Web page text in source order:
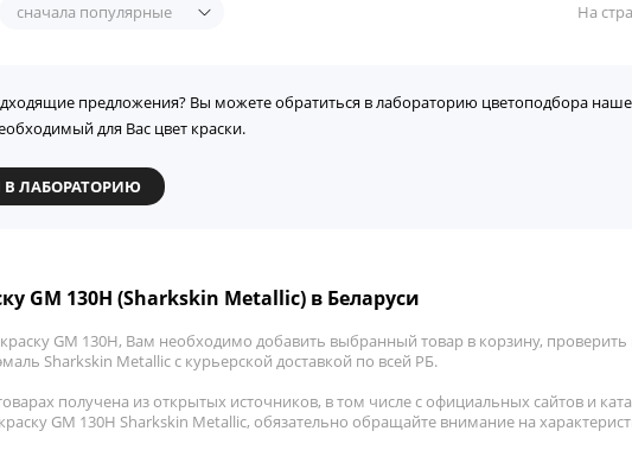
сначала популярные На
предложения? Вы можете обратиться в лабораторию цветоподбора
для Вас цвет краски.
В ЛАБОРАТОРИЮ
GM 130H (Sharkskin Metallic) в Беларуси
GM 130H, Вам необходимо добавить выбранный товар в корзину, проверить
Sharkskin Metallic с курьерской доставкой по всей РБ.
получена из открытых источников, в том числе с официальных сайтов и
GM 130H Sharkskin Metallic, обязательно обращайте внимание на